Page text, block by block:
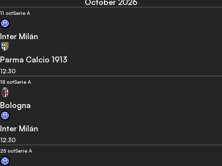
October 2026
11 octSerie A
Inter Milán
Parma Calcio 1913
12:30
18 octSerie A
Bologna
Inter Milán
12:30
25 octSerie A